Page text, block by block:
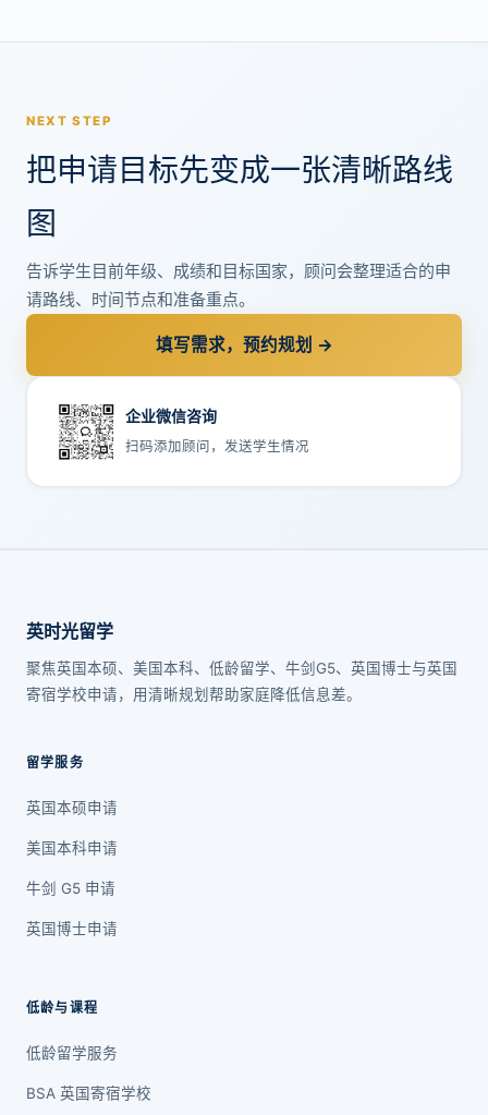
NEXT STEP
把申请目标先变成一张清晰路线
图
告诉学生目前年级、成绩和目标国家，顾问会整理适合的申
请路线、时间节点和准备重点。
填写需求，预约规划 →
企业微信咨询
扫码添加顾问，发送学生情况
英时光留学
聚焦英国本硕、美国本科、低龄留学、牛剑G5、英国博士与英国
寄宿学校申请，用清晰规划帮助家庭降低信息差。
留学服务
英国本硕申请
美国本科申请
牛剑 G5 申请
英国博士申请
低龄与课程
低龄留学服务
BSA 英国寄宿学校